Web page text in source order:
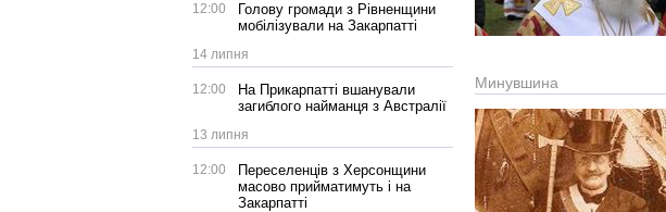
12:00
Голову громади з Рівненщини
мобілізували на Закарпатті
14 липня
12:00
На Прикарпатті вшанували
загиблого найманця з Австралії
13 липня
12:00
Переселенців з Херсонщини
масово прийматимуть і на
Закарпатті
Минувшина